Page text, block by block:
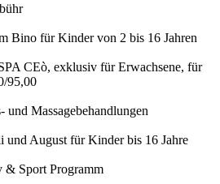
Bino für Kinder von 2 bis 16 Jahren
CEò, exklusiv für Erwachsene, für
95,00
und Massagebehandlungen
und August für Kinder bis 16 Jahre
& Sport Programm